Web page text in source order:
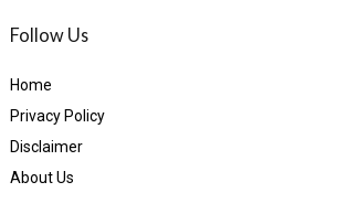
Follow Us
Home
Privacy Policy
Disclaimer
About Us